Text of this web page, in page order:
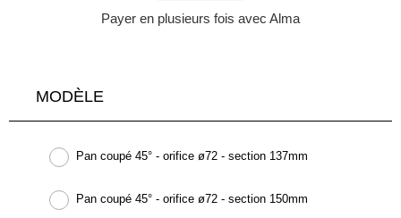
Payer en plusieurs fois avec Alma
MODÈLE
Pan coupé 45° - orifice ø72 - section 137mm
Pan coupé 45° - orifice ø72 - section 150mm